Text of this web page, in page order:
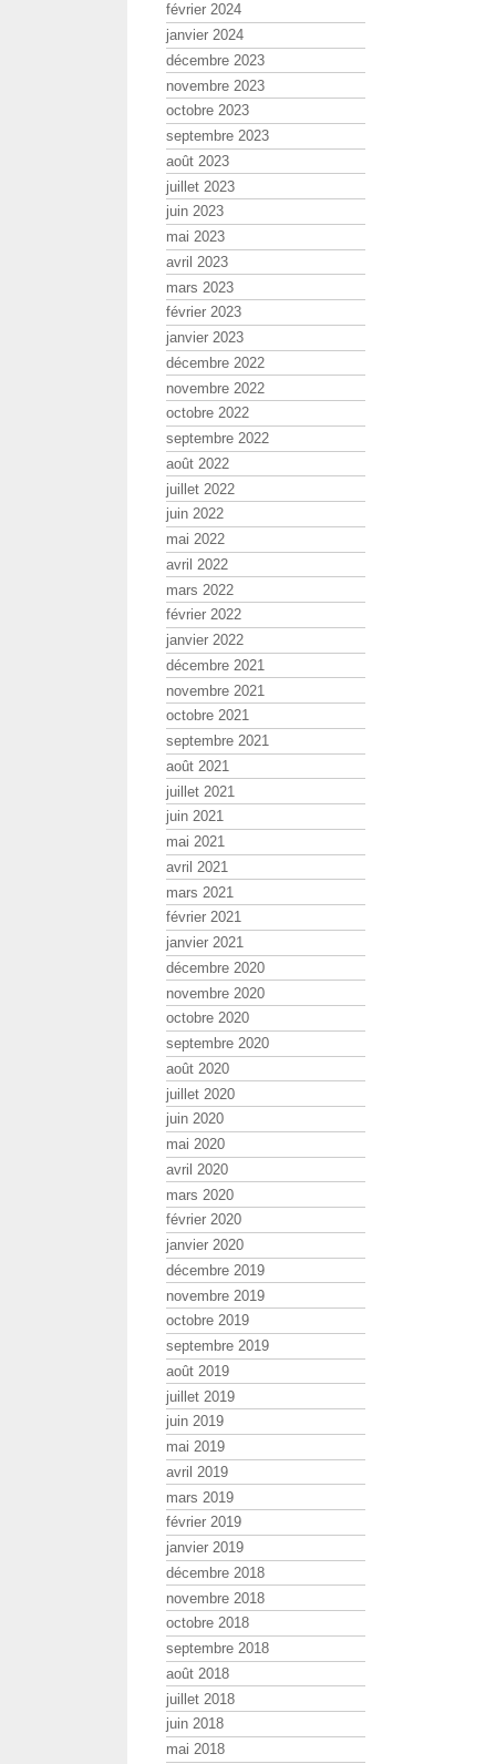
février 2024
janvier 2024
décembre 2023
novembre 2023
octobre 2023
septembre 2023
août 2023
juillet 2023
juin 2023
mai 2023
avril 2023
mars 2023
février 2023
janvier 2023
décembre 2022
novembre 2022
octobre 2022
septembre 2022
août 2022
juillet 2022
juin 2022
mai 2022
avril 2022
mars 2022
février 2022
janvier 2022
décembre 2021
novembre 2021
octobre 2021
septembre 2021
août 2021
juillet 2021
juin 2021
mai 2021
avril 2021
mars 2021
février 2021
janvier 2021
décembre 2020
novembre 2020
octobre 2020
septembre 2020
août 2020
juillet 2020
juin 2020
mai 2020
avril 2020
mars 2020
février 2020
janvier 2020
décembre 2019
novembre 2019
octobre 2019
septembre 2019
août 2019
juillet 2019
juin 2019
mai 2019
avril 2019
mars 2019
février 2019
janvier 2019
décembre 2018
novembre 2018
octobre 2018
septembre 2018
août 2018
juillet 2018
juin 2018
mai 2018